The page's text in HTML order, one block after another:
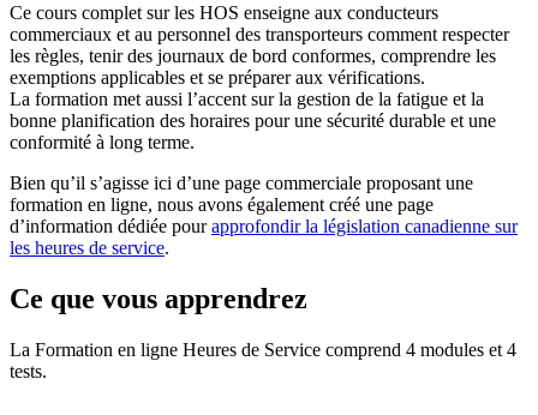
Ce cours complet sur les HOS enseigne aux conducteurs
commerciaux et au personnel des transporteurs comment respecter
les règles, tenir des journaux de bord conformes, comprendre les
exemptions applicables et se préparer aux vérifications.
La formation met aussi l’accent sur la gestion de la fatigue et la
bonne planification des horaires pour une sécurité durable et une
conformité à long terme.
Bien qu’il s’agisse ici d’une page commerciale proposant une
formation en ligne, nous avons également créé une page
d’information dédiée pourapprofondir la législation canadienne sur
les heures de service.
Ce que vous apprendrez
La Formation en ligne Heures de Service comprend 4 modules et 4
tests.